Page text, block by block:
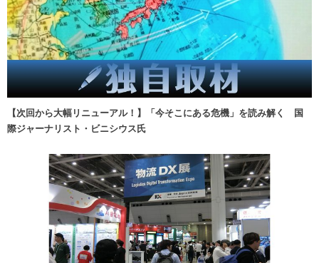
【次回から大幅リニューアル！】「今そこにある危機」を読み解く 国
際ジャーナリスト・ビニシウス氏